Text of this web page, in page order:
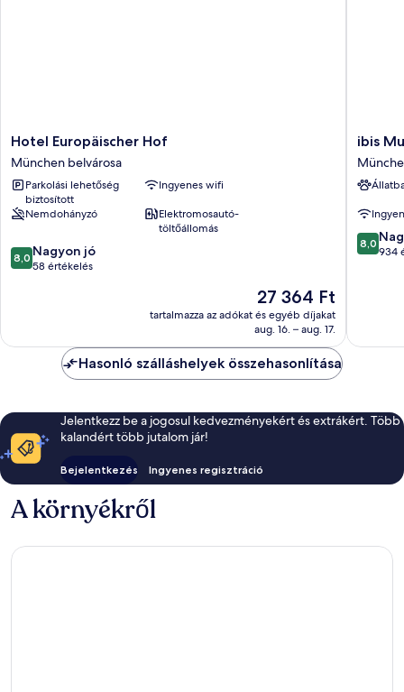
Hotel
Europäischer
Hof
München
belvárosa
Hotel Europäischer Hof
München belvárosa
Parkolási lehetőség
biztosított
Ingyenes wifi
Nemdohányzó
Elektromosautó-
töltőállomás
8.0
ennyiből:
értékelés
8,0 Nagyon jó
58 értékelés
Az
ár
27 364 Ft
27 364 Ft
tartalmazza az adókat és egyéb díjakat
aug. 16. – aug. 17.
ibis
City
ibis
8.0
8,0
934
Hasonló szálláshelyek összehasonlítása
Jelentkezz be a jogosul kedvezményekért és extrákért. Több
kalandért több jutalom jár!
Bejelentkezés Ingyenes regisztráció
A környékről